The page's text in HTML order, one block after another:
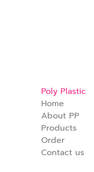
Poly Plastic
Home
About PP
Products
Order
Contact us